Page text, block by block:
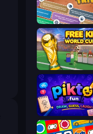
Trivia
Pikto.fun